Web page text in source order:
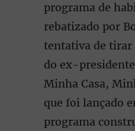
programa de
rebatizado por
tentativa de
do ex-
Minha Casa,
que foi lançado
programa